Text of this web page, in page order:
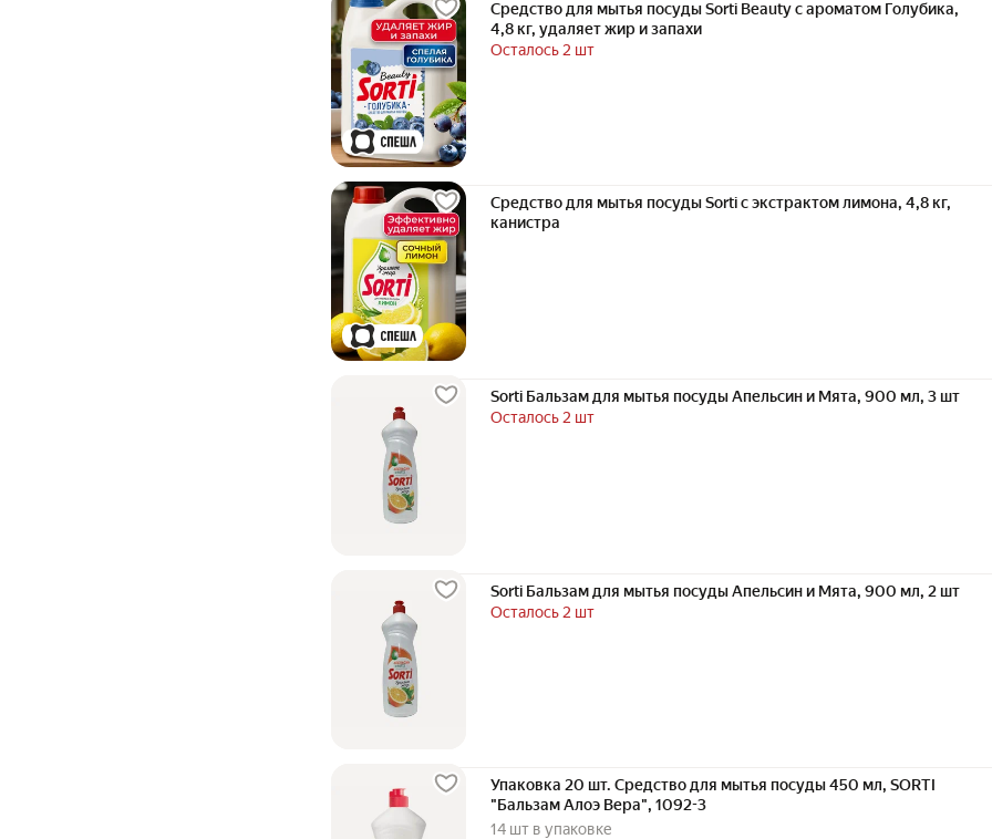
Средство для мытья посуды Sorti Beauty с ароматом Голубика,
4,8 кг, удаляет жир и запахи
Осталось 2 шт
Средство для мытья посуды Sorti с экстрактом лимона, 4,8 кг,
канистра
Sorti Бальзам для мытья посуды Апельсин и Мята, 900 мл, 3 шт
Осталось 2 шт
Sorti Бальзам для мытья посуды Апельсин и Мята, 900 мл, 2 шт
Осталось 2 шт
Упаковка 20 шт. Средство для мытья посуды 450 мл, SORTI
"Бальзам Алоэ Вера", 1092-3
14 шт в упаковке